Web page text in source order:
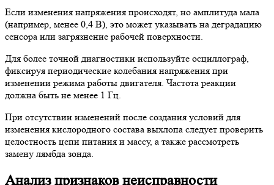
Если изменения напряжения происходят, но амплитуда мала
(например, менее 0,4 В), это может указывать на деградацию
сенсора или загрязнение рабочей поверхности.
Для более точной диагностики используйте осциллограф,
фиксируя периодические колебания напряжения при
изменении режима работы двигателя. Частота реакции
должна быть не менее 1 Гц.
При отсутствии изменений после создания условий для
изменения кислородного состава выхлопа следует проверить
целостность цепи питания и массу, а также рассмотреть
замену лямбда зонда.
Анализ признаков неисправности